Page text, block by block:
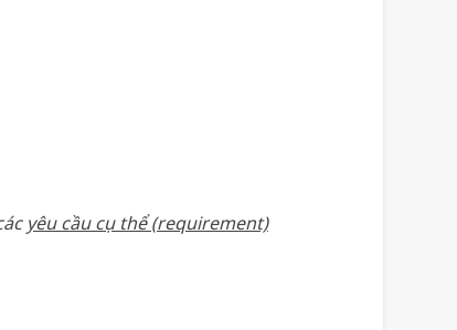
yêu cầu cụ thể (requirement)